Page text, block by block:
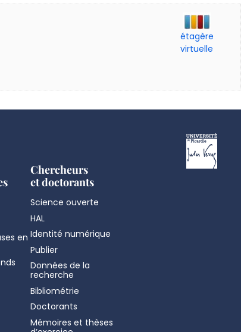
étagère
virtuelle
en
Chercheurs
et doctorants
Science ouverte
HAL
Identité numérique
Publier
Données de la
recherche
Bibliométrie
Doctorants
Mémoires et thèses